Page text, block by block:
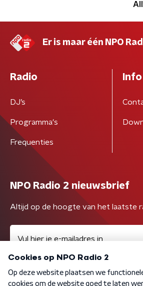
Er is maar één NPO
Radio
DJ’s
Programma's
Frequenties
Info
NPO Radio 2 nieuwsbrief
Altijd op de hoogte van het laatste